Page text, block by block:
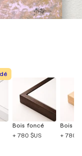
Bois foncé
+ 780 $US
Bois
+ 780